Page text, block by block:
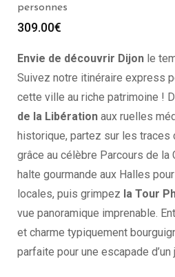
personnes
309.00€
Envie de découvrir Dijon le
Suivez notre itinéraire express
cette ville au riche patrimoine !
de la Libération aux ruelles
historique, partez sur les traces
grâce au célèbre Parcours de la
halte gourmande aux Halles
locales, puis grimpez la Tour
vue panoramique imprenable.
et charme typiquement
parfaite pour une escapade d’un